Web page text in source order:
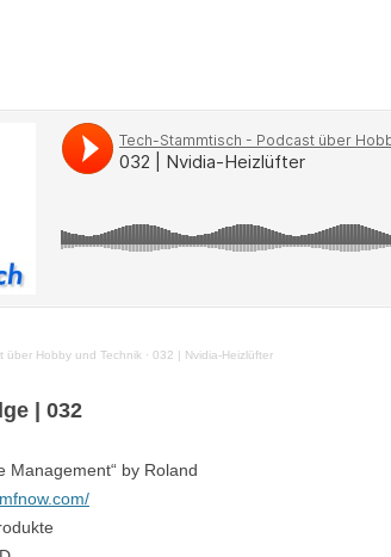
über Hobby und Technik · 032 | Nvidia-Heizlüfter
| 032
Management“ by Roland